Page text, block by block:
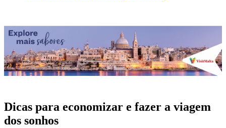
Dicas para economizar e fazer a viagem
dos sonhos